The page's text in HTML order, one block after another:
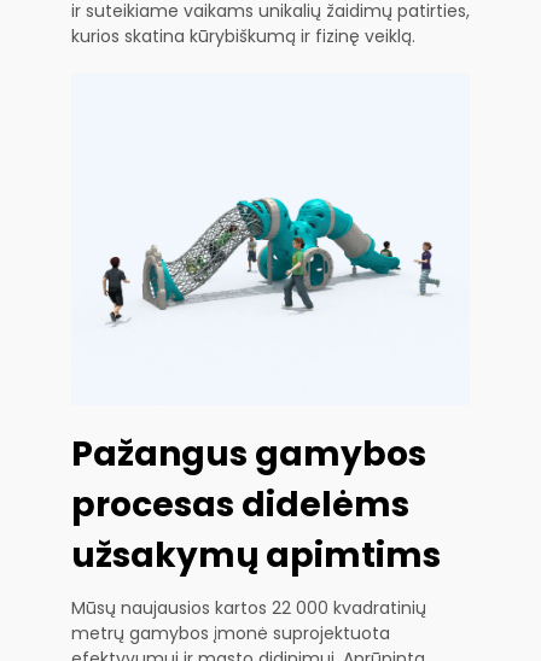
ir suteikiame vaikams unikalių žaidimų patirties,
kurios skatina kūrybiškumą ir fizinę veiklą.
Pažangus gamybos
procesas didelėms
užsakymų apimtims
Mūsų naujausios kartos 22 000 kvadratinių
metrų gamybos įmonė suprojektuota